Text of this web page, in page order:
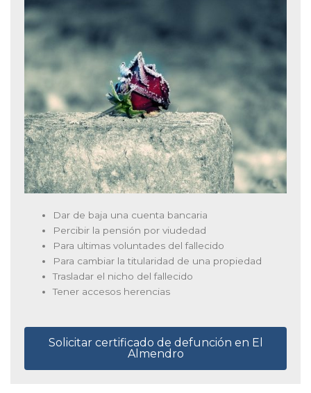
Dar de baja una cuenta bancaria
Percibir la pensión por viudedad
Para ultimas voluntades del fallecido
Para cambiar la titularidad de una propiedad
Trasladar el nicho del fallecido
Tener accesos herencias
Solicitar certificado de defunción en El
Almendro